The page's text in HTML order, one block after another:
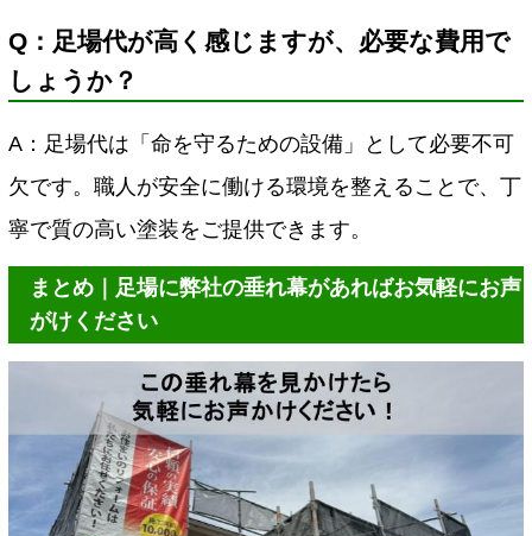
Q：足場代が高く感じますが、必要な費用で
しょうか？
A：足場代は「命を守るための設備」として必要不可
欠です。職人が安全に働ける環境を整えることで、丁
寧で質の高い塗装をご提供できます。
まとめ｜足場に弊社の垂れ幕があればお気軽にお声
がけください